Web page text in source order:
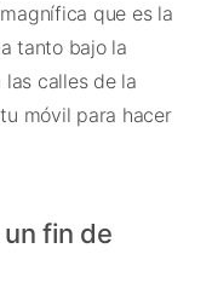
que es la
tanto bajo la
calles de la
móvil para hacer
fin de